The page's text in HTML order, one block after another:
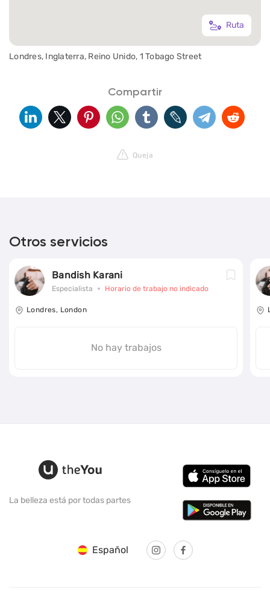
Ruta
Londres, Inglaterra, Reino Unido, 1 Tobago Street
Compartir
Queja
Otros servicios
Bandish Karani
Especialista Horario de trabajo no indicado
Londres, London
No hay trabajos
La belleza está por todas partes
Español